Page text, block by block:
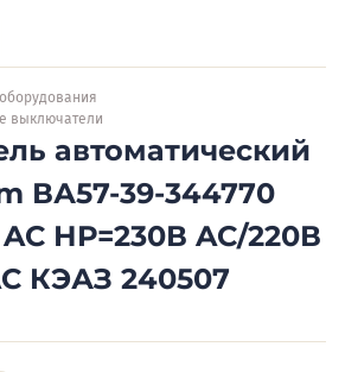
выключатели
автоматический
ВА57-39-344770
НР=230В AC/220В
КЭАЗ 240507